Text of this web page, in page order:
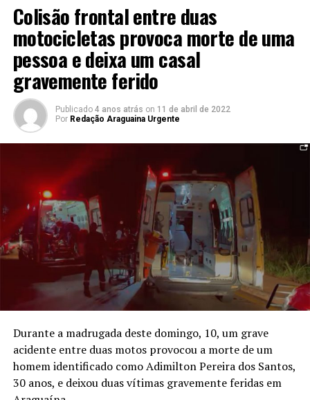
Colisão frontal entre duas
motocicletas provoca morte de uma
pessoa e deixa um casal
gravemente ferido
Publicado 4 anos atrás on 11 de abril de 2022
Por Redação Araguaina Urgente
Durante a madrugada deste domingo, 10, um grave
acidente entre duas motos provocou a morte de um
homem identificado como Adimilton Pereira dos Santos,
30 anos, e deixou duas vítimas gravemente feridas em